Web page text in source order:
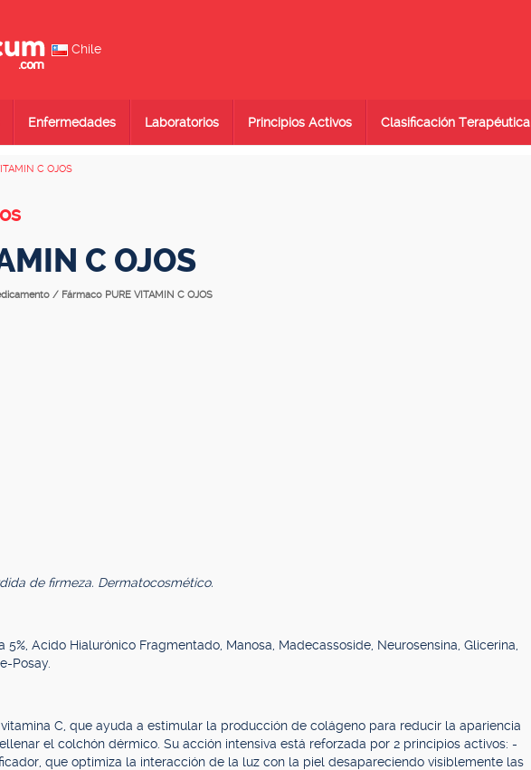
Chile
Enfermedades Laboratorios Principios Activos Clasificación Terapéutica
C OJOS
C OJOS
/ Fármaco PURE VITAMIN C OJOS
de firmeza. Dermatocosmético.
5%, Acido Hialurónico Fragmentado, Manosa, Madecassoside, Neurosensina, Glicerina,
Posay.
C, que ayuda a estimular la producción de colágeno para reducir la apariencia
el colchón dérmico. Su acción intensiva está reforzada por 2 principios activos: -
que optimiza la interacción de la luz con la piel desapareciendo visiblemente las